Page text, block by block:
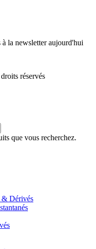
la newsletter aujourd'hui
réservés
que vous recherchez.
& Dérivés